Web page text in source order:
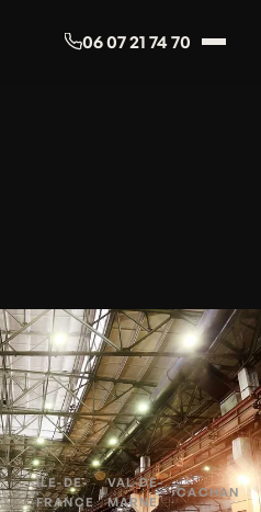
06 07 21 74 70
›
ÎLE-DE-
FRANCE
›
VAL-DE-
MARNE
›CACHAN